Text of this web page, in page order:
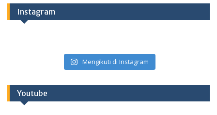
Instagram
Mengikuti di Instagram
Youtube